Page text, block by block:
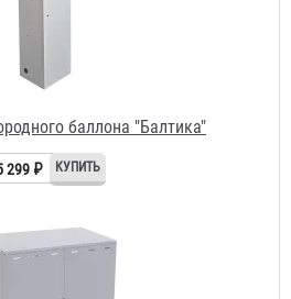
баллонов 27 л "Балтика"